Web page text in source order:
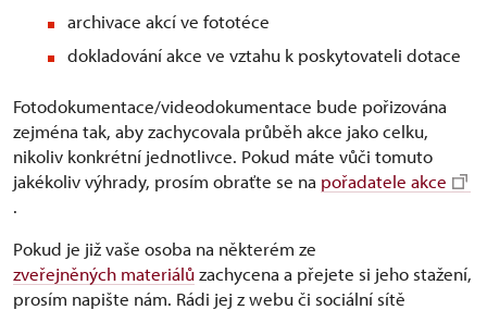
archivace akcí ve fototéce
dokladování akce ve vztahu k poskytovateli dotace
Fotodokumentace/videodokumentace bude pořizována
zejména tak, aby zachycovala průběh akce jako celku,
nikoliv konkrétní jednotlivce. Pokud máte vůči tomuto
jakékoliv výhrady, prosím obraťte se na pořadatele akce
.
Pokud je již vaše osoba na některém ze
zveřejněných materiálůzachycena a přejete si jeho stažení,
prosím napište nám. Rádi jej z webu či sociální sítě